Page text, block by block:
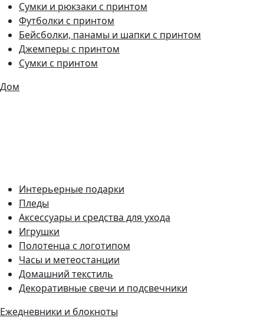
Сумки и рюкзаки с принтом
Футболки с принтом
Бейсболки, панамы и шапки с принтом
Джемперы с принтом
Сумки с принтом
Дом
Интерьерные подарки
Пледы
Аксессуары и средства для ухода
Игрушки
Полотенца с логотипом
Часы и метеостанции
Домашний текстиль
Декоративные свечи и подсвечники
Ежедневники и блокноты